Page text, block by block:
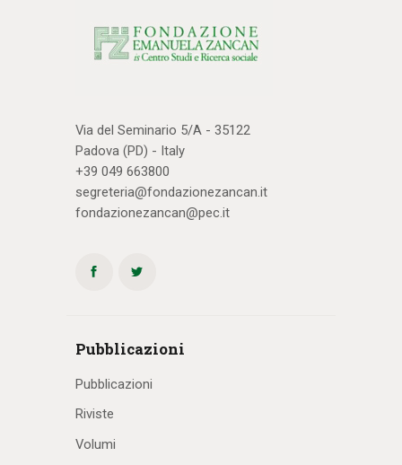
Via del Seminario 5/A - 35122
Padova (PD) - Italy
+39 049 663800
segreteria@fondazionezancan.it
fondazionezancan@pec.it
Pubblicazioni
Pubblicazioni
Riviste
Volumi